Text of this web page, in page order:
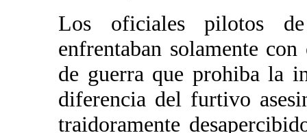
Los oficiales pilotos
enfrentaban solamente
de guerra que prohiba la
diferencia del furtivo
traidoramente